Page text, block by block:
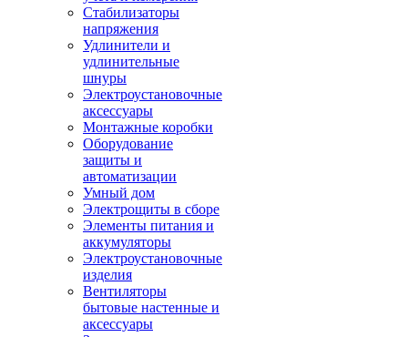
Стабилизаторы
напряжения
Удлинители и
удлинительные
шнуры
Электроустановочные
аксессуары
Монтажные коробки
Оборудование
защиты и
автоматизации
Умный дом
Электрощиты в сборе
Элементы питания и
аккумуляторы
Электроустановочные
изделия
Вентиляторы
бытовые настенные и
аксессуары